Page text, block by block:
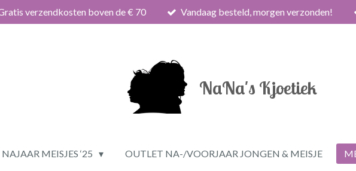
verzendkosten boven de € 70 Vandaag besteld, morgen verzonden!
NaNa's Kjoetiek
NAJAAR MEISJES ‘25 OUTLET NA-/VOORJAAR JONGEN & MEISJE